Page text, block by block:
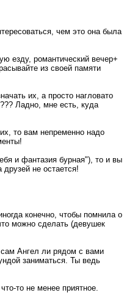
чем это она была
езду, романтический вечер+
из своей памяти
их, а просто нагловато
Ладно, мне есть, куда
то вам непременно надо
и фантазия бурная"), то и вы
не остается!
конечно, чтобы помнила о
можно сделать (девушек
Ангел ли рядом с вами
заниматься. Ты ведь
то не менее приятное.